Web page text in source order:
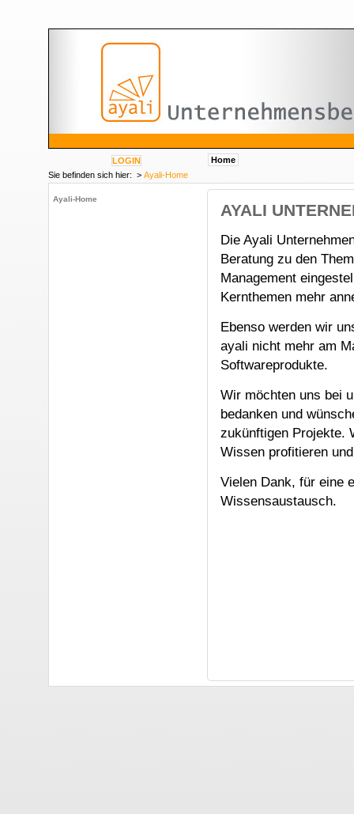
LOGIN
Home
Sie befinden sich hier: > Ayali-Home
Ayali-Home
AYALI
Die Ayali
Beratung zu den
Management
Kernthemen mehr
Ebenso werden wir
ayali nicht mehr am
Softwareprodukte.
Wir möchten uns bei
bedanken und
zukünftigen Projekte.
Wissen profitieren
Vielen Dank, für eine
Wissensaustausch.